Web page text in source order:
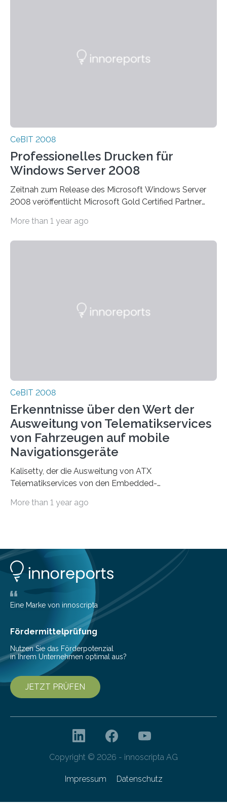
CeBIT 2008
Professionelles Drucken für
Windows Server 2008
Zeitnah zum Release des Microsoft Windows Server
2008 veröffentlicht Microsoft Gold Certified Partner
More than 1 year ago
CeBIT 2008
Erkenntnisse über den Wert der
Ausweitung von Telematikservices
von Fahrzeugen auf mobile
Navigationsgeräte
Kalisetty, der die Ausweitung von ATX
Telematikservices von den Embedded-
Kommunikationsgeräte leitet, wird genau…
More than 1 year ago
Eine Marke von innoscripta
Fördermittelprüfung
Nutzen Sie das Förderpotenzial
in Ihrem Unternehmen optimal aus?
JETZT PRÜFEN
Copyright © 2026 - innoscripta AG
Impressum Datenschutz